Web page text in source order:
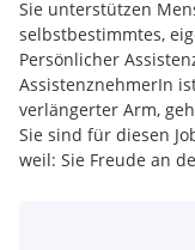
Sie unterstützen
selbstbestimmtes,
Persönlicher
AssistenznehmerIn
verlängerter Arm,
Sie sind für diesen
weil: Sie Freude an
dabei immer